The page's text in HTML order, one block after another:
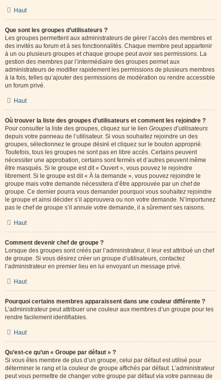
Haut
Que sont les groupes d’utilisateurs ?
Les groupes permettent aux administrateurs de gérer l’accès des membres et
des invités au forum et à ses fonctionnalités. Chaque membre peut appartenir
à un ou plusieurs groupes et chaque groupe peut avoir ses permissions. La
gestion des membres par l’intermédiaire des groupes permet aux
administrateurs de modifier rapidement les permissions de plusieurs membres
à la fois, telles qu’ajouter des permissions de modération ou rendre accessible
un forum privé.
Haut
Où trouver la liste des groupes d’utilisateurs et comment les rejoindre ?
Pour consulter la liste des groupes, cliquez sur le lien Groupes d’utilisateurs
depuis votre panneau de l’utilisateur. Si vous souhaitez rejoindre un des
groupes, sélectionnez le groupe désiré et cliquez sur le bouton approprié.
Toutefois, tous les groupes ne sont pas en libre accès. Certains peuvent
nécessiter une approbation, certains sont fermés et d’autres peuvent même
être masqués. Si le groupe est dit « Ouvert », vous pouvez le rejoindre
librement. Si le groupe est dit « À la demande », vous pouvez rejoindre le
groupe mais votre demande nécessitera d’être approuvée par un chef de
groupe. Ce dernier pourra vous demander pourquoi vous souhaitez rejoindre
le groupe et ainsi décider s’il approuvera ou non votre demande. N’importunez
pas le chef de groupe s’il annule votre demande, il a sûrement ses raisons.
Haut
Comment devenir chef de groupe ?
Lorsque des groupes sont créés par l’administrateur, il leur est attribué un chef
de groupe. Si vous désirez créer un groupe d’utilisateurs, contactez
l’administrateur en premier lieu en lui envoyant un message privé.
Haut
Pourquoi certains membres apparaissent dans une couleur différente ?
L’administrateur peut attribuer une couleur aux membres d’un groupe pour les
rendre facilement identifiables.
Haut
Qu’est-ce qu’un « Groupe par défaut » ?
Si vous êtes membre de plus d’un groupe, celui par défaut est utilisé pour
déterminer le rang et la couleur de groupe affichés par défaut. L’administrateur
peut vous permettre de changer votre groupe par défaut via votre panneau de